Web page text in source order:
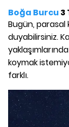
Boğa Burcu 3
Bugün, parasal
duyabilirsiniz.
koymak
farklı.